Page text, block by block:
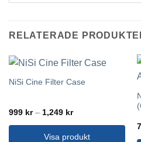
RELATERADE
NiSi Cine Filter Case
999 kr – 1,249 krPrisintervall:
till
1,249 kr
Visa produkt